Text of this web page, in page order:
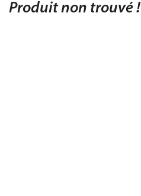
Produit non trouvé !